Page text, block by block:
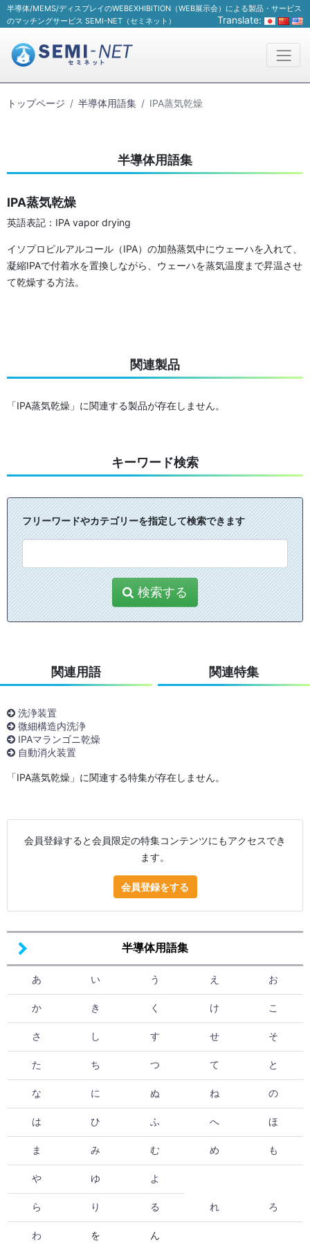
半導体/MEMS/ディスプレイのWEBEXHIBITION（WEB展示会）による製品・サービス
のマッチングサービス SEMI-NET（セミネット）
Translate:
トップページ 半導体用語集 IPA蒸気乾燥
半導体用語集
あ い う え お
か き く け こ
さ し す せ そ
た ち つ て と
な に ぬ ね の
は ひ ふ へ ほ
ま み む め も
や ゆ よ
ら り る れ ろ
わ を ん
半導体用語集
IPA蒸気乾燥
英語表記：IPA vapor drying
イソプロピルアルコール（IPA）の加熱蒸気中にウェーハを入れて、
凝縮IPAで付着水を置換しながら、ウェーハを蒸気温度まで昇温させ
て乾燥する方法。
関連製品
「IPA蒸気乾燥」に関連する製品が存在しません。
キーワード検索
フリーワードやカテゴリーを指定して検索できます
検索する
関連用語 関連特集
洗浄装置
微細構造内洗浄
IPAマランゴニ乾燥
自動消火装置
「IPA蒸気乾燥」に関連する特集が存在しません。
会員登録すると会員限定の特集コンテンツにもアクセスでき
ます。
会員登録をする